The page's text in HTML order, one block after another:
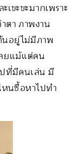
ขะขะมากเพราะ
ตา ภาพงาน
อยู่ไม่มีภาพ
ยแม้แต่คน
ที่มีคนเล่น มี
หนซื้อหาไปทำ